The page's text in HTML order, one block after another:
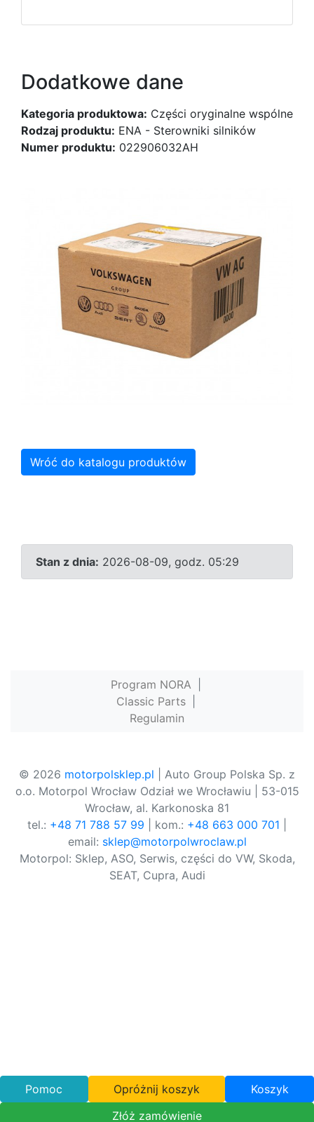
Dodatkowe dane
Kategoria produktowa: Części oryginalne wspólne
Rodzaj produktu: ENA - Sterowniki silników
Numer produktu: 022906032AH
Wróć do katalogu produktów
Stan z dnia: 2026-08-09, godz. 05:29
Program NORA
Classic Parts
Regulamin
© 2026 motorpolsklep.pl | Auto Group Polska Sp. z
o.o. Motorpol Wrocław Odział we Wrocławiu | 53-015
Wrocław, al. Karkonoska 81
tel.: +48 71 788 57 99 | kom.: +48 663 000 701
email: sklep@motorpolwroclaw.pl
Motorpol: Sklep, ASO, Serwis, części do VW, Skoda,
SEAT, Cupra, Audi
Pomoc Opróżnij koszyk
Koszyk
Złóż zamówienie